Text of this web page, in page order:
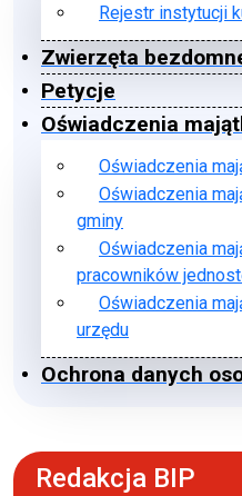
Rejestr instytucji
Zwierzęta
Petycje
Oświadczenia
Oświadczenia
Oświadczenia
gminy
Oświadczenia
pracowników
Oświadczenia
urzędu
Ochrona danych
Redakcja BIP